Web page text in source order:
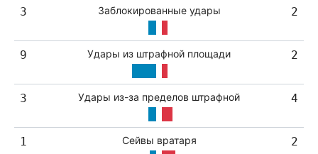
3 Заблокированные удары 2
9 Удары из штрафной площади 2
3 Удары из-за пределов штрафной 4
1 Сейвы вратаря 2